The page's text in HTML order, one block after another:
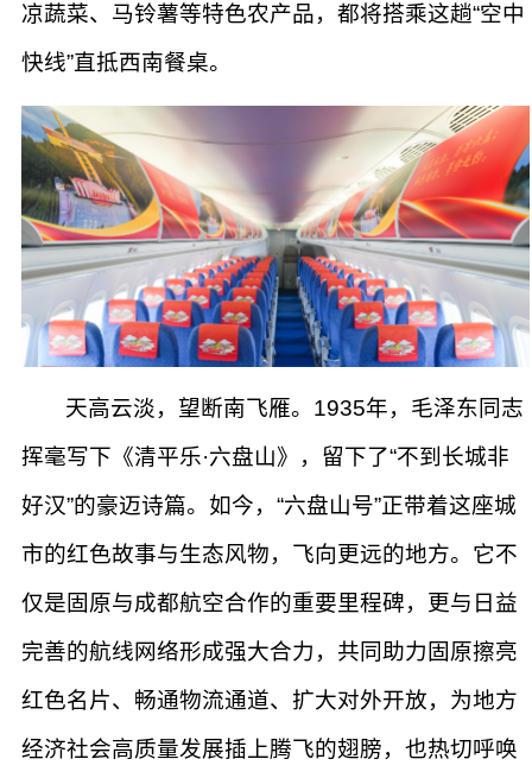
凉蔬菜、马铃薯等特色农产品，都将搭乘这趟“空中
快线”直抵西南餐桌。
天高云淡，望断南飞雁。1935年，毛泽东同志
挥毫写下《清平乐·六盘山》，留下了“不到长城非
好汉”的豪迈诗篇。如今，“六盘山号”正带着这座城
市的红色故事与生态风物，飞向更远的地方。它不
仅是固原与成都航空合作的重要里程碑，更与日益
完善的航线网络形成强大合力，共同助力固原擦亮
红色名片、畅通物流通道、扩大对外开放，为地方
经济社会高质量发展插上腾飞的翅膀，也热切呼唤